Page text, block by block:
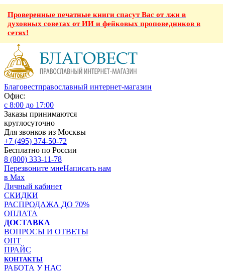
Проверенные печатные книги спасут Вас от лжи в
духовных советах от ИИ и фейковых проповедников в
сетях!
Благовестправославный интернет-магазин
Офис:
с 8:00 до 17:00
Заказы принимаются
круглосуточно
Для звонков из Москвы
+7 (495) 374-50-72
Бесплатно по России
8 (800) 333-11-78
Перезвоните мнеНаписать нам
в Max
Личный кабинет
СКИДКИ
РАСПРОДАЖА ДО 70%
ОПЛАТА
ДОСТАВКА
ВОПРОСЫ И ОТВЕТЫ
ОПТ
ПРАЙС
КОНТАКТЫ
РАБОТА У НАС